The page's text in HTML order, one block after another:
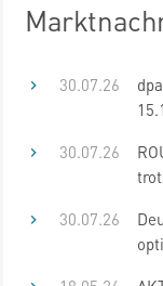
30.07.26
30.07.26
30.07.26